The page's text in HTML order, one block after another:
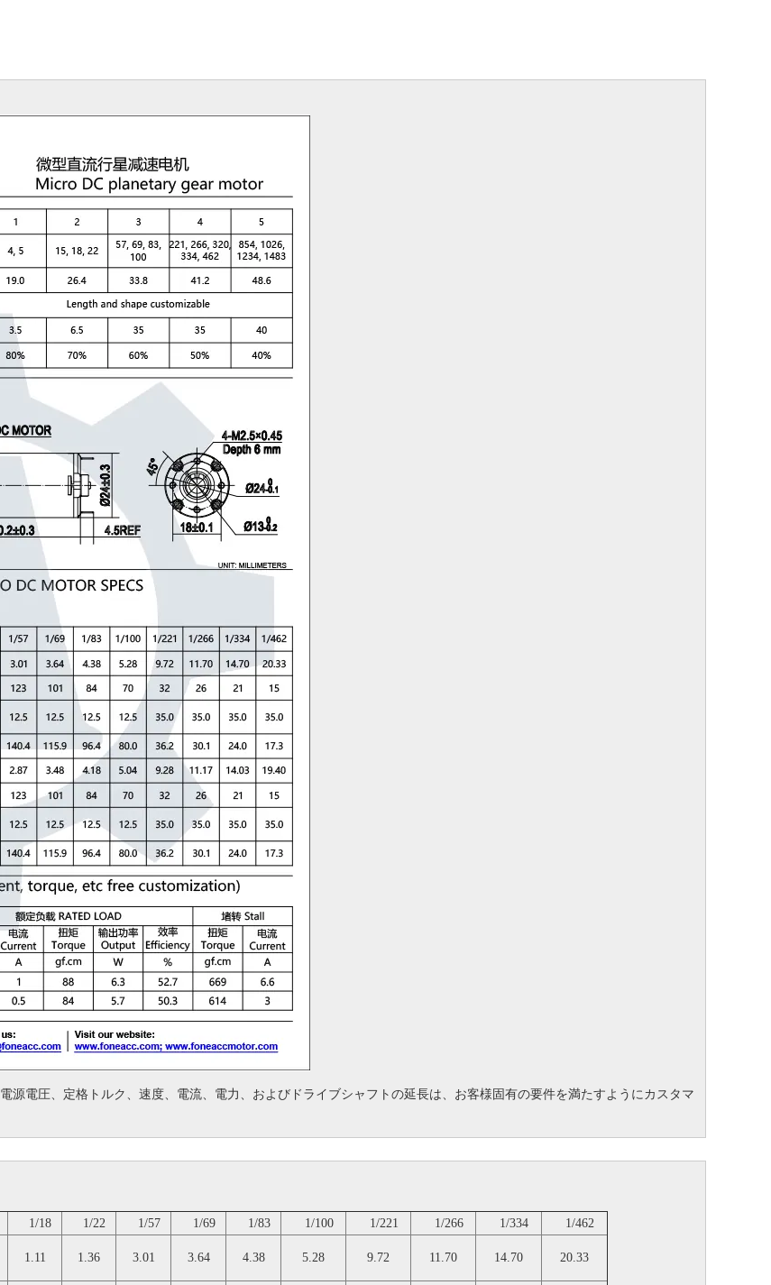
電源電圧、定格トルク、速度、電流、電力、およびドライブシャフトの延長は、お客様固有の要件を満たすようにカスタマ
1/18 1/22 1/57 1/69 1/83 1/100 1/221 1/266 1/334 1/462
1.11 1.36 3.01 3.64 4.38 5.28 9.72 11.70 14.70 20.33